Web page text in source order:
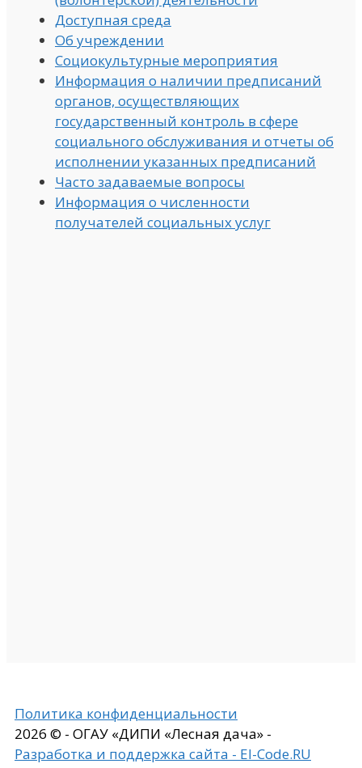
Доступная среда
Об учреждении
Социокультурные мероприятия
Информация о наличии предписаний
органов, осуществляющих
государственный контроль в сфере
социального обслуживания и отчеты об
исполнении указанных предписаний
Часто задаваемые вопросы
Информация о численности
получателей социальных услуг
Политика конфиденциальности
2026 © - ОГАУ «ДИПИ «Лесная дача» -
Разработка и поддержка сайта - El-Code.RU